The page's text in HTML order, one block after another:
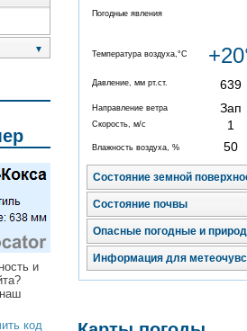
▼
и
код
Погодные явления
Температура воздуха,°C
Давление, мм рт.ст. 639
Направление ветра Зап
Скорость, м/с 1
Влажность воздуха, % 50
Состояние земной
Состояние почвы
Опасные погодные и
Информация для